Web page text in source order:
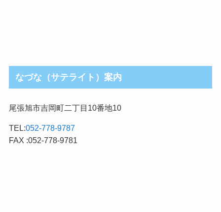
なづな（サテライト）案内
尾張旭市吉岡町二丁目10番地10
TEL:052-778-9787
FAX :052-778-9781